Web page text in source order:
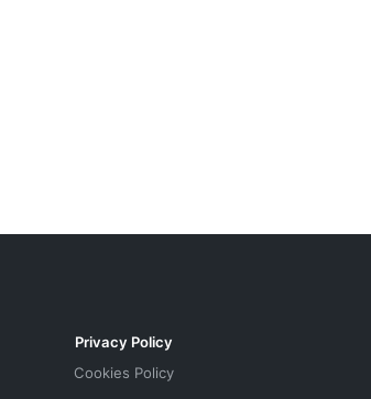
Privacy Policy
Cookies Policy